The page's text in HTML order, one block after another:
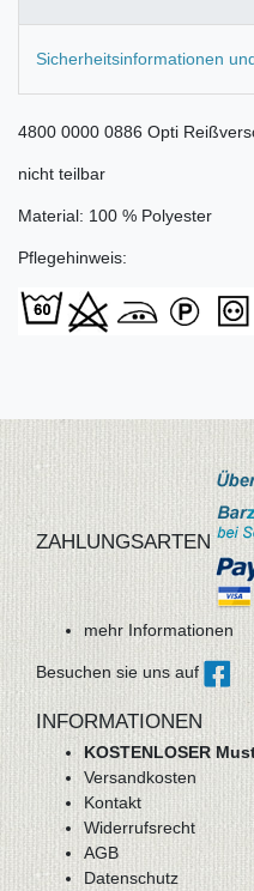
Sicherheitsinformationen
4800 0000 0886 Opti
nicht teilbar
Material: 100 % Polyester
Pflegehinweis:
ZAHLUNGSARTEN
mehr Informationen
Besuchen sie uns auf
INFORMATIONEN
KOSTENLOSER
Versandkosten
Kontakt
Widerrufsrecht
AGB
Datenschutz